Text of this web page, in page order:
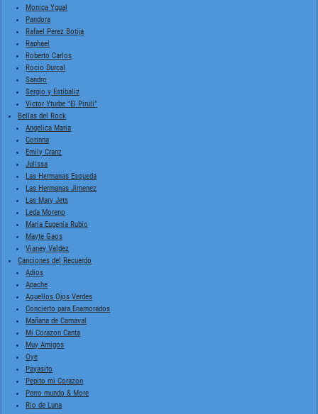
Monica Ygual
Pandora
Rafael Perez Botija
Raphael
Roberto Carlos
Rocio Durcal
Sandro
Sergio y Estibaliz
Victor Yturbe "El Piruli"
Bellas del Rock
Angelica Maria
Corinna
Emily Cranz
Julissa
Las Hermanas Esqueda
Las Hermanas Jimenez
Las Mary Jets
Leda Moreno
Maria Eugenia Rubio
Mayte Gaos
Vianey Valdez
Canciones del Recuerdo
Adios
Apache
Aquellos Ojos Verdes
Concierto para Enamorados
Mañana de Carnaval
Mi Corazon Canta
Muy Amigos
Oye
Payasito
Pepito mi Corazon
Perro mundo & More
Rio de Luna